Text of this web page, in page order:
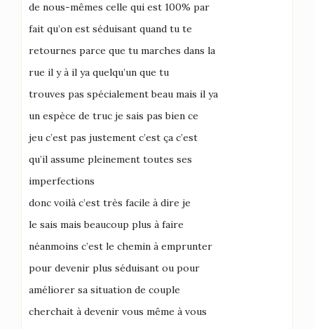
de nous-mêmes celle qui est 100% par
fait qu’on est séduisant quand tu te
retournes parce que tu marches dans la
rue il y à il ya quelqu’un que tu
trouves pas spécialement beau mais il ya
un espèce de truc je sais pas bien ce
jeu c’est pas justement c’est ça c’est
qu’il assume pleinement toutes ses
imperfections
donc voilà c’est très facile à dire je
le sais mais beaucoup plus à faire
néanmoins c’est le chemin à emprunter
pour devenir plus séduisant ou pour
améliorer sa situation de couple
cherchait à devenir vous même à vous